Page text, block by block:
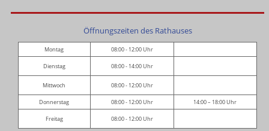
Öffnungszeiten des Rathauses
Montag 08:00 - 12:00 Uhr
Dienstag 08:00 - 14:00 Uhr
Mittwoch 08:00 - 12:00 Uhr
Donnerstag 08:00 - 12:00 Uhr 14:00 – 18:00 Uhr
Freitag 08:00 - 12:00 Uhr